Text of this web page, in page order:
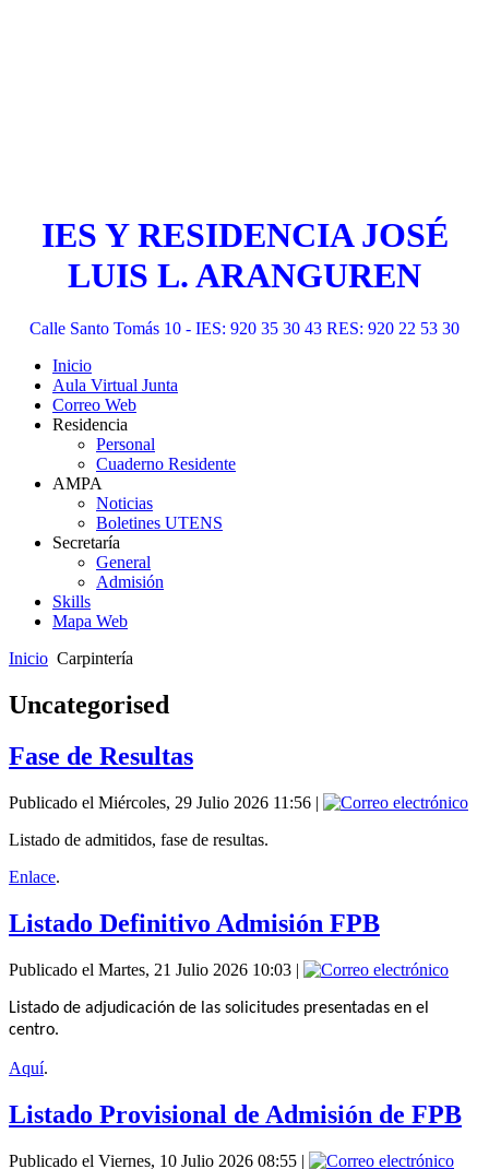
IES Y RESIDENCIA JOSÉ
LUIS L. ARANGUREN
Calle Santo Tomás 10 - IES: 920 35 30 43 RES: 920 22 53 30
Inicio
Aula Virtual Junta
Correo Web
Residencia
Personal
Cuaderno Residente
AMPA
Noticias
Boletines UTENS
Secretaría
General
Admisión
Skills
Mapa Web
Inicio Carpintería
Uncategorised
Fase de Resultas
Publicado el Miércoles, 29 Julio 2026 11:56 |
Listado de admitidos, fase de resultas.
Enlace.
Listado Definitivo Admisión FPB
Publicado el Martes, 21 Julio 2026 10:03 |
Listado de adjudicación de las solicitudes presentadas en el
centro.
Aquí.
Listado Provisional de Admisión de FPB
Publicado el Viernes, 10 Julio 2026 08:55 |